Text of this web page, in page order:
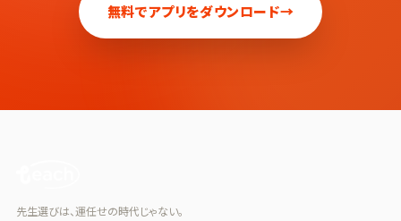
無料でアプリをダウンロード→
先生選びは、運任せの時代じゃない。